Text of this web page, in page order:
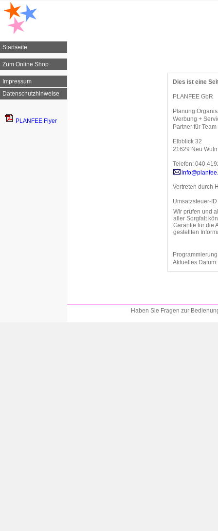
Startseite
Zum Online Shop
Impressum
Datenschutzhinweise
PLANFEE Flyer
Dies ist eine
PLANFEE GbR
Planung
Werbung +
Partner für
Elbblick 32
21629 Neu
Telefon: 040
Vertreten durch
Umsatzsteuer-
Wir prüfen und
aller Sorgfalt
Garantie für die
gestellten
Aktuelles
Haben Sie Fragen zur